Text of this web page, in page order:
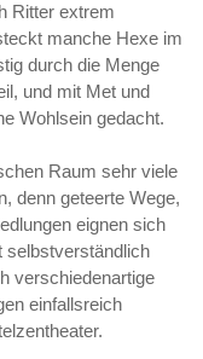
Ritter extrem
manche Hexe im
durch die Menge
und mit Met und
Wohlsein gedacht.
Raum sehr viele
denn geteerte Wege,
eignen sich
selbstverständlich
verschiedenartige
einfallsreich